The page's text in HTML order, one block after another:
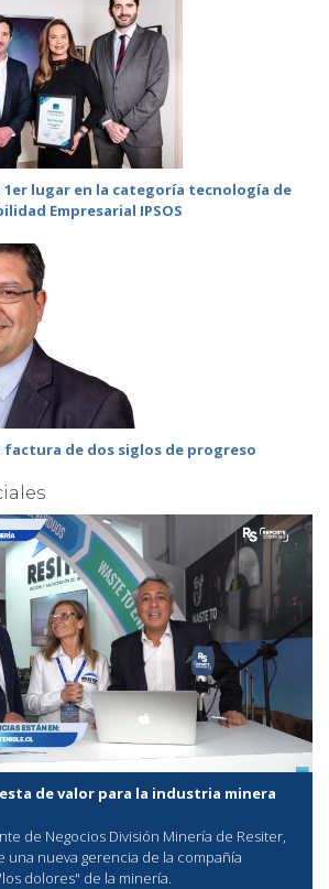
1er lugar en la categoría tecnología de
Empresarial IPSOS
factura de dos siglos de progreso
de valor para la industria minera
de Negocios División Minería de Resiter,
una nueva gerencia de la compañía
dolores" de la minería.